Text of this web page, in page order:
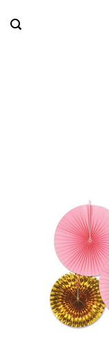
Inhalt